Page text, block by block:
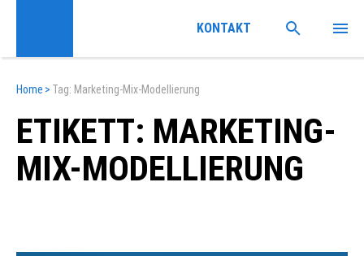
Home > Tag: Marketing-Mix-Modellierung
ETIKETT: MARKETING-
MIX-MODELLIERUNG
KONTAKT